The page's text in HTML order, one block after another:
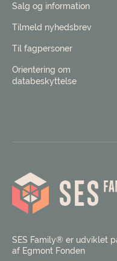
Salg og information
Tilmeld nyhedsbrev
Til fagpersoner
Orientering om
databeskyttelse
SES Family® er udviklet
af Egmont Fonden